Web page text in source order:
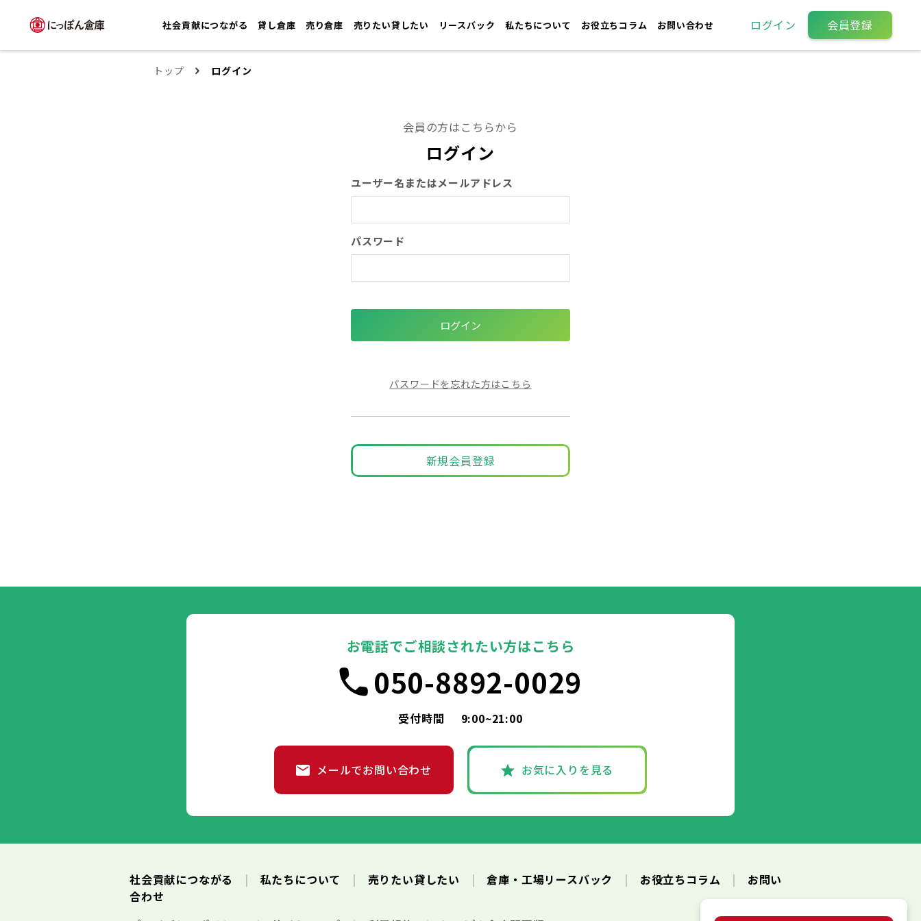
社会貢献につながる 貸し倉庫 売り倉庫 売りたい貸したい リースバック 私たちについて お役立ちコラム お問い合わせ ログイン 会員登録
トップ ログイン
会員の方はこちらから
ログイン
ユーザー名またはメールアドレス
パスワード
パスワードを忘れた方はこちら
新規会員登録
お電話でご相談されたい方はこちら
050-8892-0029
受付時間 9:00~21:00
メールでお問い合わせ お気に入りを見る
社会貢献につながる 私たちについて 売りたい貸したい 倉庫・工場リースバック お役立ちコラム
お問い
合わせ